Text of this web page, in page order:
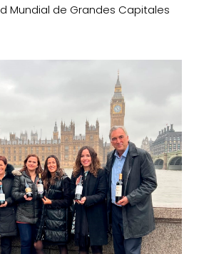
Mundial de Grandes Capitales